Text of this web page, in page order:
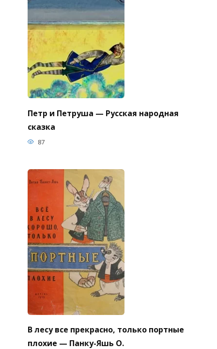
Петр и Петруша — Русская народная
сказка
87
В лесу все прекрасно, только портные
плохие — Панку-Яшь О.